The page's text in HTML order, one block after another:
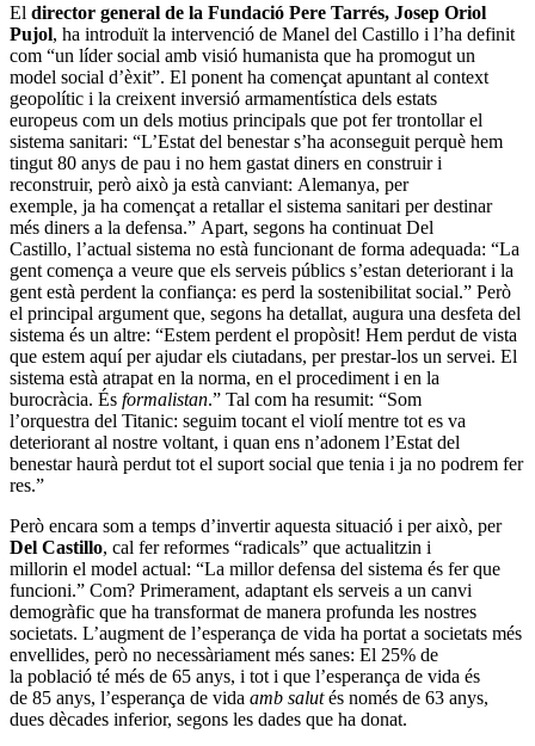
El director general de la Fundació Pere Tarrés, Josep Oriol
Pujol, ha introduït la intervenció de Manel del Castillo i l’ha definit
com “un líder social amb visió humanista que ha promogut un
model social d’èxit”. El ponent ha començat apuntant al context
geopolític i la creixent inversió armamentística dels estats
europeus com un dels motius principals que pot fer trontollar el
sistema sanitari: “L’Estat del benestar s’ha aconseguit perquè hem
tingut 80 anys de pau i no hem gastat diners en construir i
reconstruir, però això ja està canviant: Alemanya, per
exemple, ja ha començat a retallar el sistema sanitari per destinar
més diners a la defensa.” Apart, segons ha continuat Del
Castillo, l’actual sistema no està funcionant de forma adequada: “La
gent comença a veure que els serveis públics s’estan deteriorant i la
gent està perdent la confiança: es perd la sostenibilitat social.” Però
el principal argument que, segons ha detallat, augura una desfeta del
sistema és un altre: “Estem perdent el propòsit! Hem perdut de vista
que estem aquí per ajudar els ciutadans, per prestar-los un servei. El
sistema està atrapat en la norma, en el procediment i en la
burocràcia. És formalistan.” Tal com ha resumit: “Som
l’orquestra del Titanic: seguim tocant el violí mentre tot es va
deteriorant al nostre voltant, i quan ens n’adonem l’Estat del
benestar haurà perdut tot el suport social que tenia i ja no podrem fer
res.”
Però encara som a temps d’invertir aquesta situació i per això, per
Del Castillo, cal fer reformes “radicals” que actualitzin i
millorin el model actual: “La millor defensa del sistema és fer que
funcioni.” Com? Primerament, adaptant els serveis a un canvi
demogràfic que ha transformat de manera profunda les nostres
societats. L’augment de l’esperança de vida ha portat a societats més
envellides, però no necessàriament més sanes: El 25% de
la població té més de 65 anys, i tot i que l’esperança de vida és
de 85 anys, l’esperança de vida amb salutés només de 63 anys,
dues dècades inferior, segons les dades que ha donat.